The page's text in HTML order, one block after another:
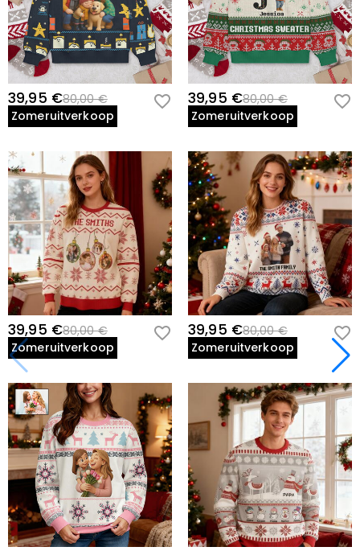
39,95 €80,00 €
Zomeruitverkoop
39,95 €80,00 €
Zomeruitverkoop
39,95 €80,00 €
Zomeruitverkoop
39,95 €80,00 €
Zomeruitverkoop